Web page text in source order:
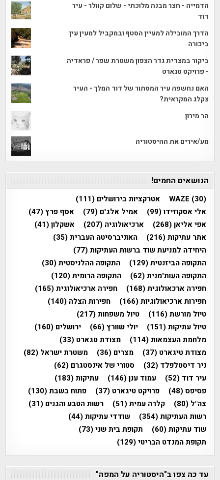
הדמייה - חצר מבנה מלוכתי - שלום קוולר - עיר
דוד
הדרך המובילה למעיין הסטף ובמקביל למעין עין
ביכורה
ביקור במצדית גדר הצפון משטרת שפר / פראדיה
- פרויקט טגארט
האם נחשפה עיר המסתור של דוד המלך - העיר
צקלג המקראית?
הר מירון
מע/אירים את ההיסטוריה
הנושאים החמים!
WAZE (30) אטרקציות בירושלים (111)
אלי אסקוזידו(99) אמיל אלג'ם (79) אסף פרץ(47)
אפי אליאן(268) ארכיאולוגיה (207) אשקלון(41)
אתר עתיקות(216) האוניברסיטה העברית(35)
היחידה למניעת שוד ברשות העתיקות(77)
התקופה הביזנטית(129) התקופה ההלניסטית(30)
התקופה העות'מנית(62) התקופה הרומית(120)
חפירה ארכאולוגית(168) חפירה ארכיאולוגית(165)
חפירות ארכיאולוגיות(166) חפירות הצלה (140)
טיול מורשת(116) טיול משפחות(217)
טיול עתיקות(151) יולי שוורץ(66) ירושלים (160)
מלחמת העצמאות(114) מצודת טגארט (33)
מצודת טיגארט (37) מצרים (36) משטרת ישראל (82)
ניר דיסטלפלד (32) סטורי של אינסטגרם (62)
עיר דוד (52) עמוד ענן(146) עתיקות(183)
פסיפס(48) פרויקט טיגארט (37) פתוח בשבת(130)
צה"ל (80) קלרה עמית(51) רשות הטבע והגנים (31)
רשות העתיקות(354) שודדי עתיקות(44)
שוד עתיקות(60) תקופת בית שני(73)
תקופת המנדט הבריטי(129)
עד כה צפו ב"היסטוריה על המפה"